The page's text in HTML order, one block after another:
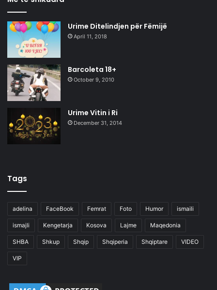
Urime Ditelindjen për Fëmijë
April 11, 2018
Barcoleta 18+
October 9, 2010
Urime Vitin i Ri
December 31, 2014
Tags
adelina FaceBook Femrat Foto Humor ismaili
ismajli Kengetarja Kosova Lajme Maqedonia
SHBA Shkup Shqip Shqiperia Shqiptare VIDEO
VIP